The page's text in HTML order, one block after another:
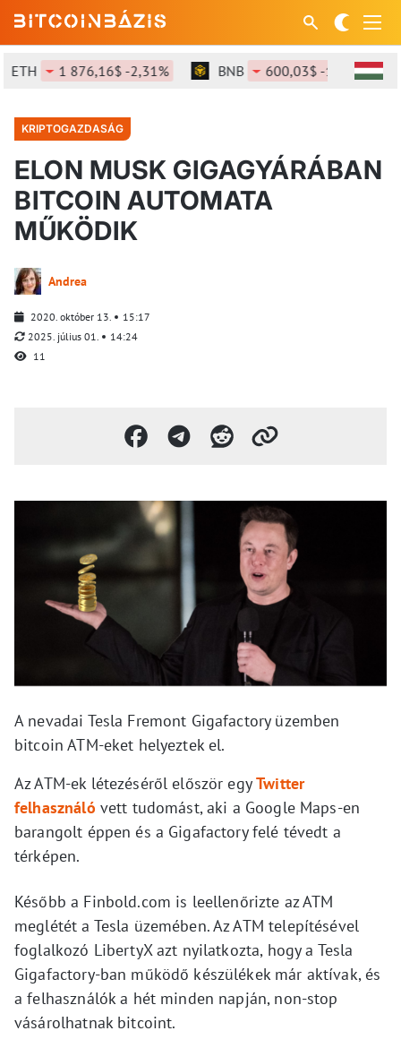
1 876,16$ -2,31% BNB 600,03$ -1,33%
KRIPTOGAZDASÁG
ELON MUSK GIGAGYÁRÁBAN
BITCOIN AUTOMATA
MŰKÖDIK
Andrea
2020. október 13.
15:17
2025. július 01.
14:24
11
A nevadai Tesla Fremont Gigafactory üzemben
bitcoin ATM-eket helyeztek el.
Az ATM-ek létezéséről először egyTwitter
felhasználó vett tudomást, aki a Google Maps-en
barangolt éppen és a Gigafactory felé tévedt a
térképen.
Később a Finbold.com is leellenőrizte az ATM
meglétét a Tesla üzemében. Az ATM telepítésével
foglalkozó LibertyX azt nyilatkozta, hogy a Tesla
Gigafactory-ban működő készülékek már aktívak, és
a felhasználók a hét minden napján, non-stop
vásárolhatnak bitcoint.